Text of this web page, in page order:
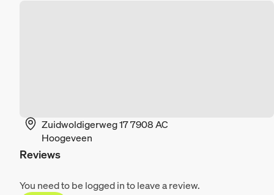
Zuidwoldigerweg 17 7908 AC
Hoogeveen
Reviews
You need to be logged in to leave a review.